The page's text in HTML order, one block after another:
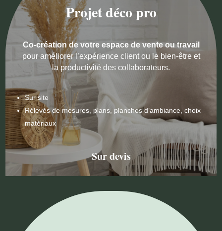
Projet déco pro
Co-création de votre espace de vente ou travail
pour améliorer l’expérience client ou le bien-être et
la productivité des collaborateurs.
Sur site
Rélevés de mesures, plans, planches d’ambiance, choix
matériaux
Sur devis